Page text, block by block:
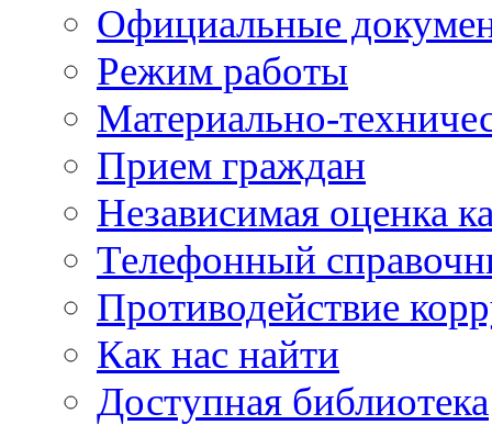
Официальные
Режим работы
Материально-
Прием граждан
Независимая оценка
Телефонный
Противодействие
Как нас найти
Доступная библиотека